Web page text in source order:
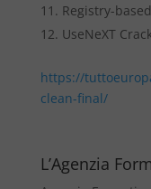
Registry-
UseNeXT
https://
clean-final/
L’Agenzia